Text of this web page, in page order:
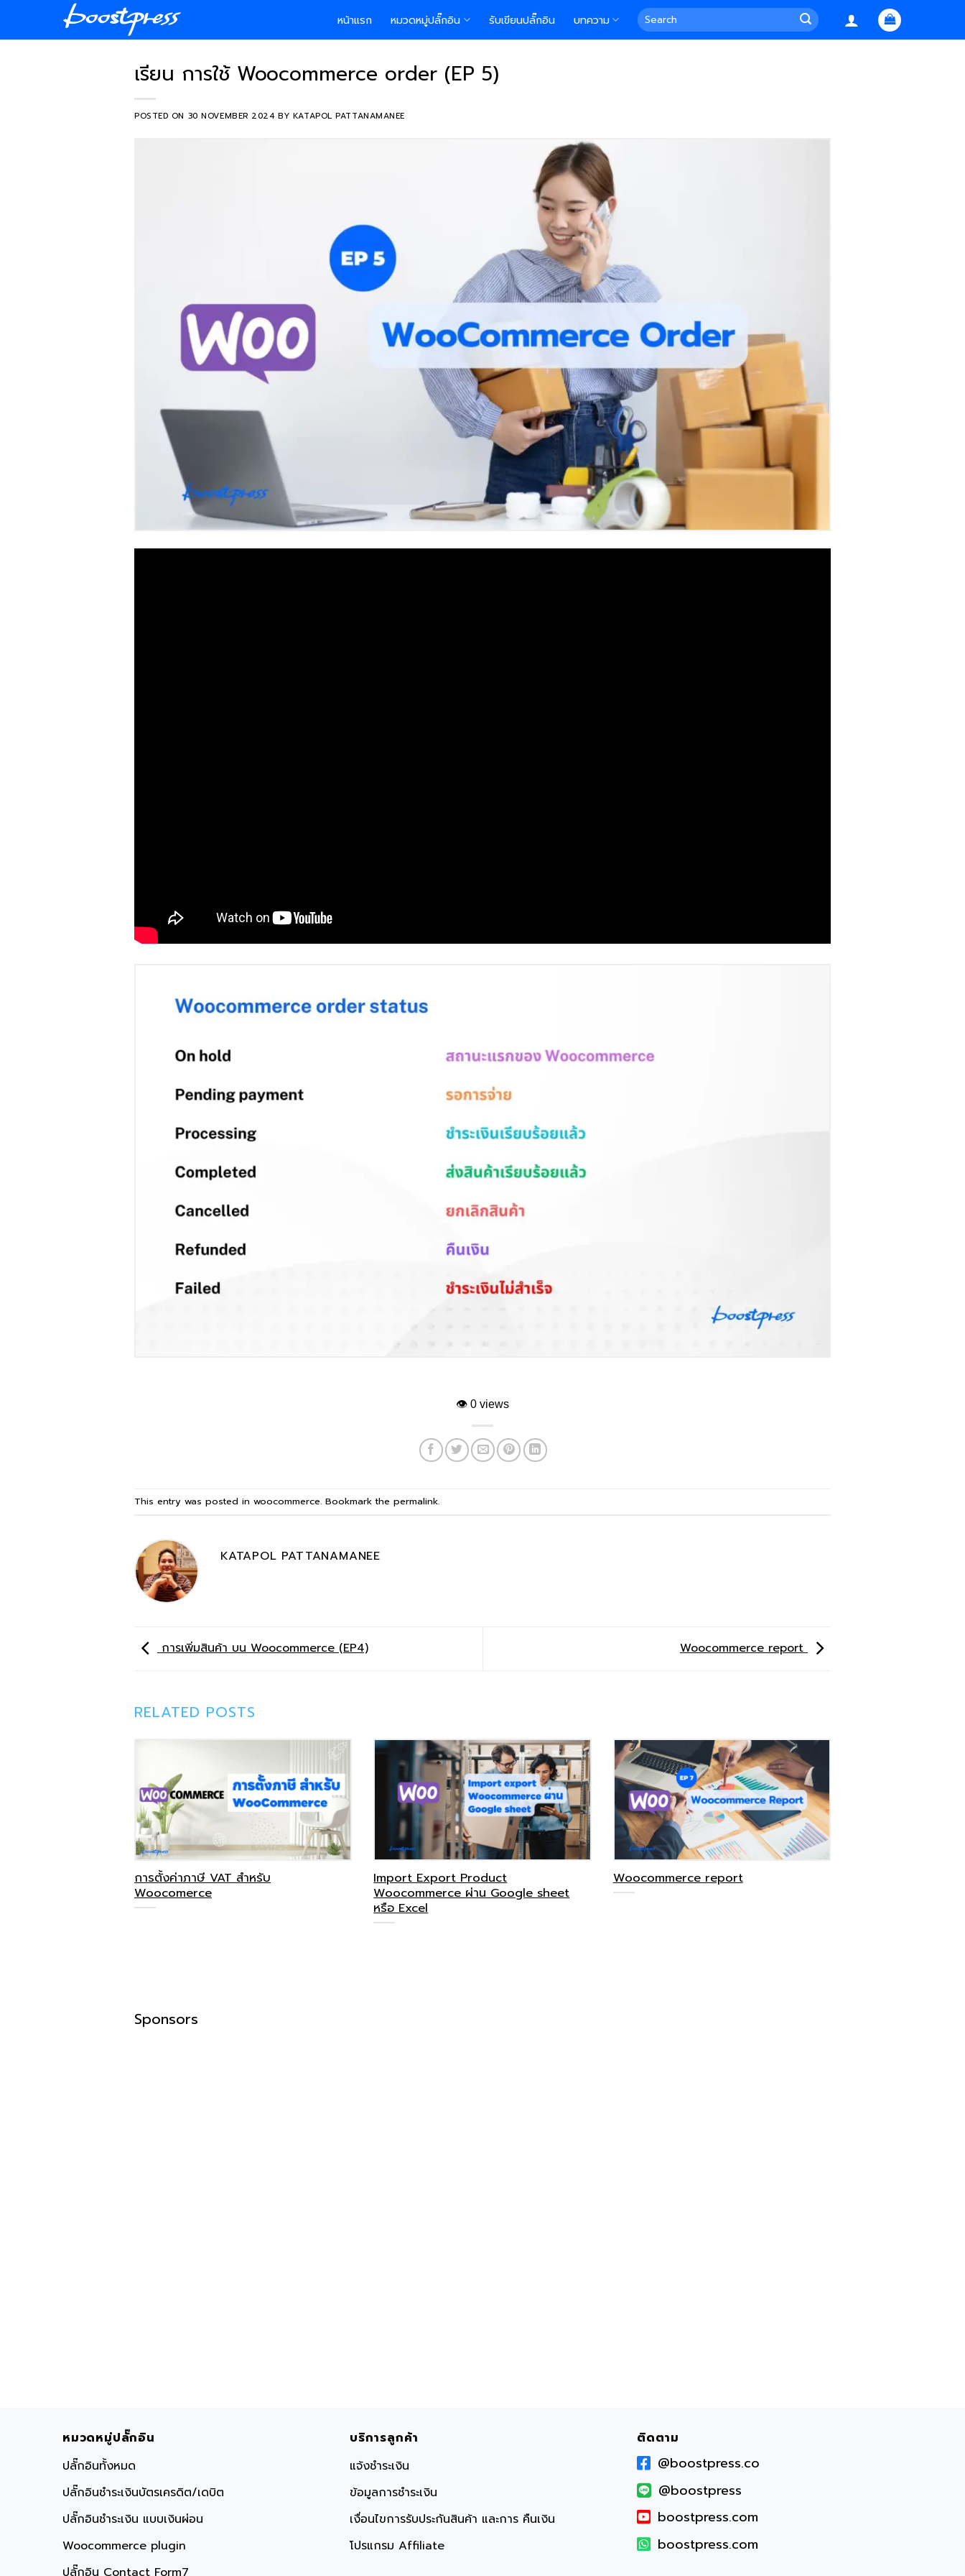
content
หน้าแรก หมวดหมู่ปลั๊กอิน รับเขียนปลั๊กอิน บทความ
Search
for:
เรียน การใช้ Woocommerce order (EP 5)
POSTED ON 30 NOVEMBER 2024 BY KATAPOL PATTANAMANEE
👁 0 views
This entry was posted in woocommerce. Bookmark the permalink.
KATAPOL PATTANAMANEE
การเพิ่มสินค้า บน Woocommerce (EP4) Woocommerce report
RELATED POSTS
การตั้งค่าภาษี VAT สำหรับ
Woocomerce
Import Export Product
Woocommerce ผ่าน Google sheet
หรือ Excel
Woocommerce report
Sponsors
หมวดหมู่ปลั๊กอิน
ปลั๊กอินทั้งหมด
ปลั๊กอินชำระเงินบัตรเครดิต/เดบิต
ปลั๊กอินชำระเงิน แบบเงินผ่อน
Woocommerce plugin
บริการลูกค้า
แจ้งชำระเงิน
ข้อมูลการชำระเงิน
เงื่อนไขการรับประกันสินค้า และการ คืนเงิน
โปรแกรม Affiliate
ติดตาม
@boostpress.co
@boostpress
boostpress.com
boostpress.com